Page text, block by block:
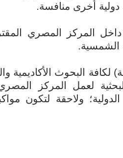
دولية أخرى منافسة.
المركز المصري
الشمسية.
لكافة البحوث الأكاديمية
لعمل المركز
الدولية؛ ولاحقة لتكون